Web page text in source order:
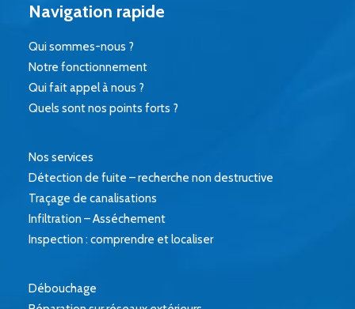
Navigation rapide
Qui sommes-nous ?
Notre fonctionnement
Qui fait appel à nous ?
Quels sont nos points forts ?
Nos services
Détection de fuite – recherche non destructive
Traçage de canalisations
Infiltration – Asséchement
Inspection : comprendre et localiser
Débouchage